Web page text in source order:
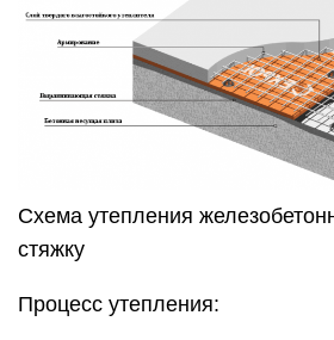
Схема утепления
стяжку
Процесс утепления: